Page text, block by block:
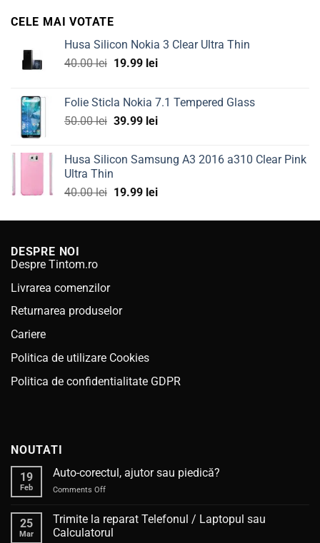
70.00 lei.
CELE MAI VOTATE
Husa Silicon Nokia 3 Clear Ultra Thin
40.00lei Original
40.00 lei.
19.99 leiCurrent
19.99 lei.
Folie Sticla Nokia 7.1 Tempered Glass
50.00lei Original
50.00 lei.
39.99 leiCurrent
39.99 lei.
Husa Silicon Samsung A3 2016 a310 Clear Pink
Ultra Thin
40.00lei Original
was:
19.99 leiCurrent
is:
DESPRE NOI
Despre Tintom.ro
Livrarea comenzilor
Returnarea produselor
Cariere
Politica de utilizare Cookies
Politica de confidentialitate GDPR
NOUTATI
19
Feb
Auto-corectul, ajutor sau piedică?
Comments Offon
ajutor
sau
25
Mar
Trimite la reparat Telefonul / Laptopul sau
Calculatorul